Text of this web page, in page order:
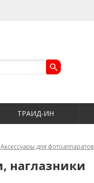
ТРАИД-ИН
Аксессуары для фотоаппаратов
наглазники